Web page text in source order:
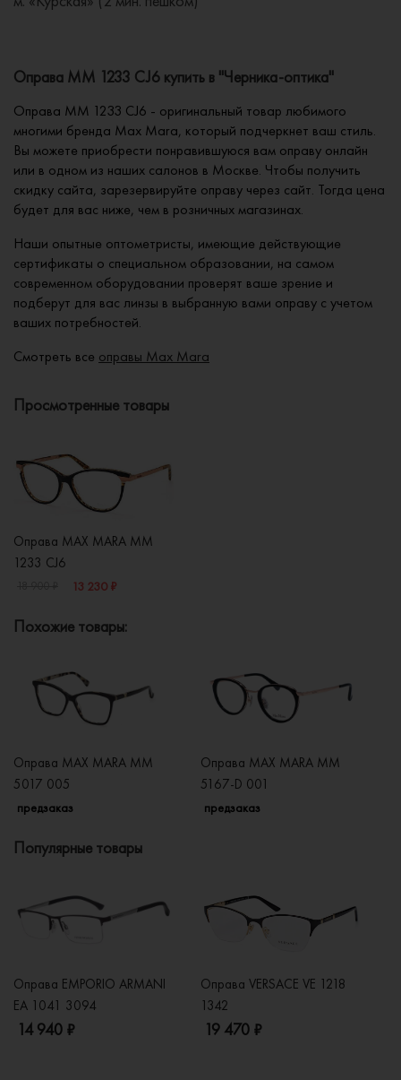
Оправа MM 1233 CJ6 купить в "Черника-оптика"
Оправа MM 1233 CJ6 - оригинальный товар любимого
многими бренда Max Mara, который подчеркнет ваш стиль.
Вы можете приобрести понравившуюся вам оправу онлайн
или в одном из наших салонов в Москве. Чтобы получить
скидку сайта, зарезервируйте оправу через сайт. Тогда цена
будет для вас ниже, чем в розничных магазинах.
Наши опытные оптометристы, имеющие действующие
сертификаты о специальном образовании, на самом
современном оборудовании проверят ваше зрение и
подберут для вас линзы в выбранную вами оправу с учетом
ваших потребностей.
Смотреть все оправы Max Mara
Просмотренные товары
Оправа MAX MARA MM
1233 CJ6
13 230 ₽
Похожие товары:
Оправа MAX MARA MM
5017 005
предзаказ
Оправа MAX MARA MM
5167-D 001
предзаказ
Популярные товары
Оправа EMPORIO ARMANI
EA 1041 3094
14 940 ₽
Оправа VERSACE VE 1218
1342
19 470 ₽